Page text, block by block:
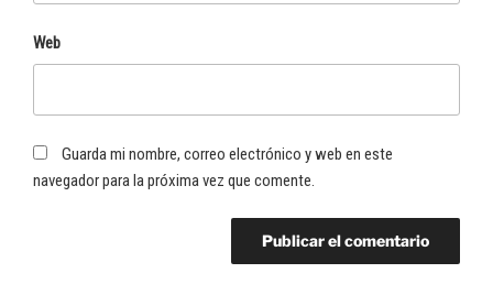
Web
Guarda mi nombre, correo electrónico y web en este
navegador para la próxima vez que comente.